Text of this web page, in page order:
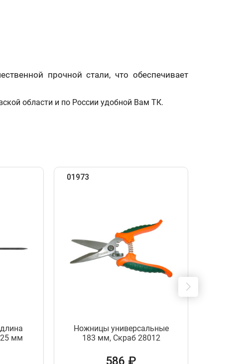
прочной стали, что обеспечивает
области и по России удобной Вам ТК.
мм
01973
Ножницы универсальные
183 мм, Скраб 28012
586 ₽